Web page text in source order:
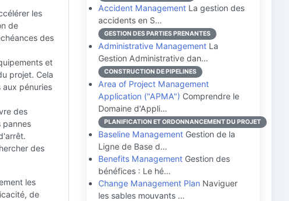
les
de
des
et
projet. Cela
pénuries
des
pannes
des
les
de
Accident Management La gestion des
accidents en S…
GESTION DES PARTIES PRENANTES
Administrative Management La
Gestion Administrative dan…
CONSTRUCTION DE PIPELINES
Area of Project Management
Application ("APMA") Comprendre le
Domaine d'Appli…
PLANIFICATION ET ORDONNANCEMENT DU PROJET
Baseline Management Gestion de la
Ligne de Base d…
Benefits Management Gestion des
bénéfices : Le hé…
Change Management Plan Naviguer
les sables mouvants …